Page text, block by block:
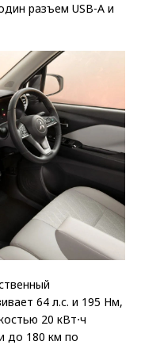
разъем USB-A и
64 л.с. и 195 Нм,
20 кВт⋅ч
до 180 км по